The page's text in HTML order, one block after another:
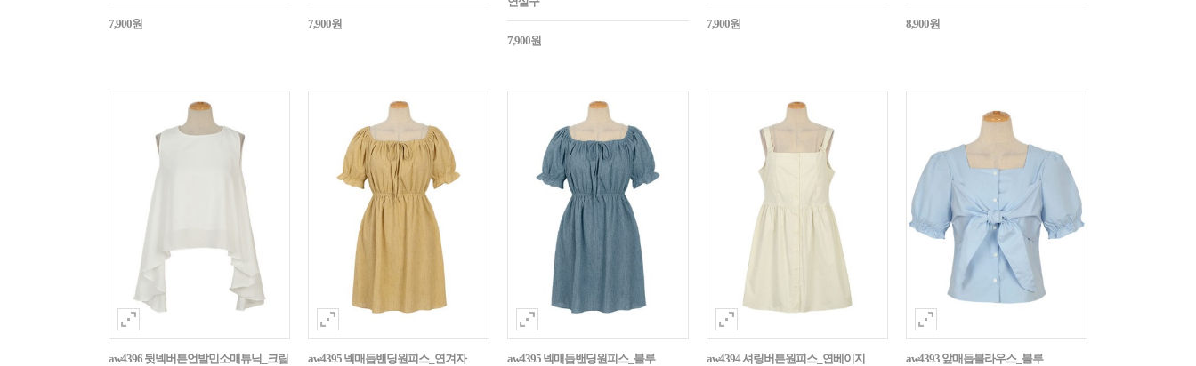
7,900원 7,900원
7,900원
7,900원 8,900원
aw4396 뒷넥버튼언발민소매튜닉_크림 aw4395 넥매듭밴딩원피스_연겨자 aw4395 넥매듭밴딩원피스_블루 aw4394 셔링버튼원피스_연베이지 aw4393 앞매듭블라우스_블루